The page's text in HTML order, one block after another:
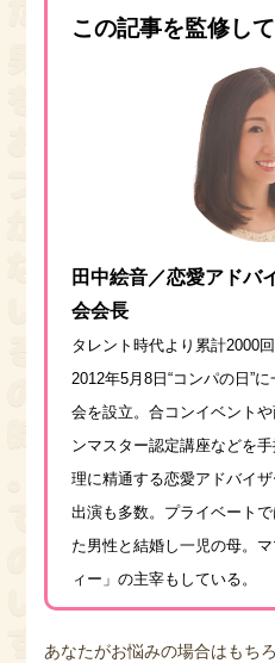
この記事を監修し
田中絵音／恋愛アドバ
会会長
タレント時代より累計2000
2012年5月8日“コンパの日”
会を設立。合コンイベント
ンマスター認定講座などを
理に精通する恋愛アドバイ
出演も多数。プライベート
た男性と結婚し一児の母。
ィー」の主宰もしている。
あなたがお悩みの場合はもち